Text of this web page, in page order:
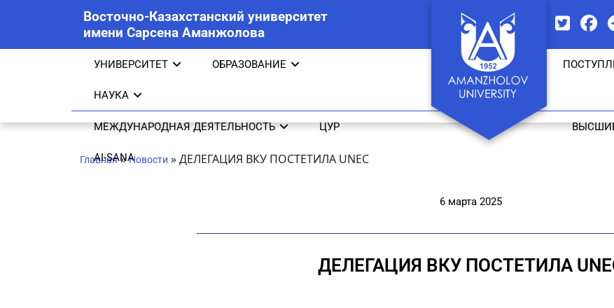
Восточно-Казахстанский университет
имени Сарсена Аманжолова
УНИВЕРСИТЕТ ОБРАЗОВАНИЕ
НАУКА
МЕЖДУНАРОДНАЯ ДЕЯТЕЛЬНОСТЬ ЦУР
AI-SANA
Главная»Новости »ДЕЛЕГАЦИЯ ВКУ ПОСТЕТИЛА UNEC
6 марта 2025
ДЕЛЕГАЦИЯ ВКУ ПОСТЕТИЛА